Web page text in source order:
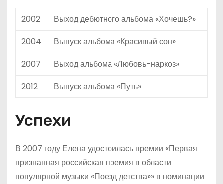
2002
Выход дебютного альбома «Хочешь?»
2004
Выпуск альбома «Красивый сон»
2007
Выход альбома «Любовь-наркоз»
2012
Выпуск альбома «Путь»
Успехи
В 2007 году Елена удостоилась премии «Первая
признанная российская премия в области
популярной музыки «Поезд детства»» в номинации